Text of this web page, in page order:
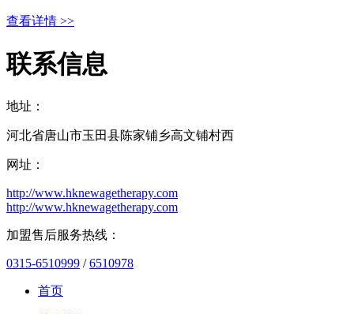
查看详情 >>
联系信息
地址：
河北省唐山市玉田县陈家铺乡高文铺村西
网址：
http://www.hknewagetherapy.com
http://www.hknewagetherapy.com
加盟售后服务热线：
0315-6510999 /6510978
首页